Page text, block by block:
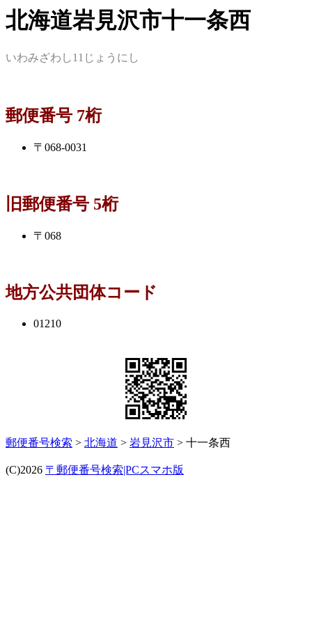
北海道岩見沢市十一条西
いわみざわし11じょうにし
郵便番号 7桁
〒068-0031
旧郵便番号 5桁
〒068
地方公共団体コード
01210
郵便番号検索 > 北海道 > 岩見沢市 > 十一条西
(C)2026 〒郵便番号検索|PCスマホ版